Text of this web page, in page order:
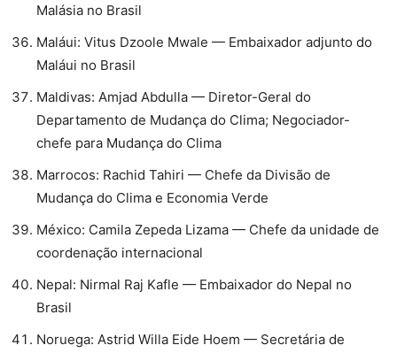
Malásia no Brasil
⁠Maláui: Vitus Dzoole Mwale — Embaixador adjunto do
Maláui no Brasil
⁠Maldivas: Amjad Abdulla — Diretor-Geral do
Departamento de Mudança do Clima; Negociador-
chefe para Mudança do Clima
⁠Marrocos: Rachid Tahiri — Chefe da Divisão de
Mudança do Clima e Economia Verde
⁠México: Camila Zepeda Lizama — Chefe da unidade de
coordenação internacional
Nepal: Nirmal Raj Kafle — Embaixador do Nepal no
Brasil
⁠Noruega: Astrid Willa Eide Hoem — Secretária de